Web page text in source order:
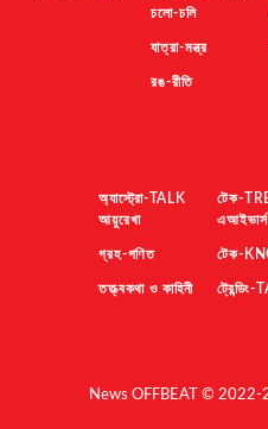
চলো-চলি
যাত্রা-মন্ত্র
রঙ-রীতি
অ্যাস্ট্রো-TALK
আয়ুরেখা
গ্রহ-গণিত
তত্ত্বকথা ও কাহিনী
টেক-
এআইভার্স
টেক-
ট্রেন্ডিং-
News OFFBEAT © 2022-